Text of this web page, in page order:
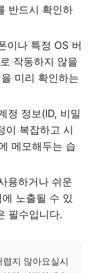
반드시 확인하
이나 특정 OS 버
작동하지 않을
미리 확인하는
정 정보(ID, 비밀
이 복잡하고 시
메모해두는 습
용하거나 쉬운
노출될 수 있
필수입니다.
렵지 않아요실시